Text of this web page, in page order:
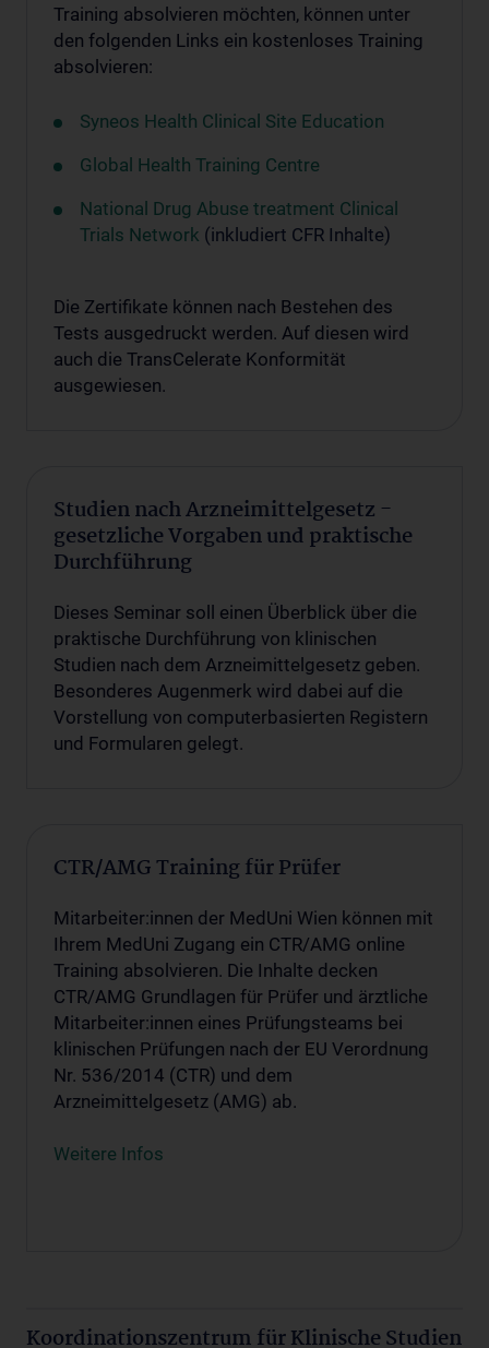
Training absolvieren möchten, können unter
den folgenden Links ein kostenloses Training
absolvieren:
Syneos Health Clinical Site Education
Global Health Training Centre
National Drug Abuse treatment Clinical
Trials Network (inkludiert CFR Inhalte)
Die Zertifikate können nach Bestehen des
Tests ausgedruckt werden. Auf diesen wird
auch die TransCelerate Konformität
ausgewiesen.
Studien nach Arzneimittelgesetz -
gesetzliche Vorgaben und praktische
Durchführung
Dieses Seminar soll einen Überblick über die
praktische Durchführung von klinischen
Studien nach dem Arzneimittelgesetz geben.
Besonderes Augenmerk wird dabei auf die
Vorstellung von computerbasierten Registern
und Formularen gelegt.
CTR/AMG Training für Prüfer
Mitarbeiter:innen der MedUni Wien können mit
Ihrem MedUni Zugang ein CTR/AMG online
Training absolvieren. Die Inhalte decken
CTR/AMG Grundlagen für Prüfer und ärztliche
Mitarbeiter:innen eines Prüfungsteams bei
klinischen Prüfungen nach der EU Verordnung
Nr. 536/2014 (CTR) und dem
Arzneimittelgesetz (AMG) ab.
Weitere Infos
Koordinationszentrum für Klinische Studien